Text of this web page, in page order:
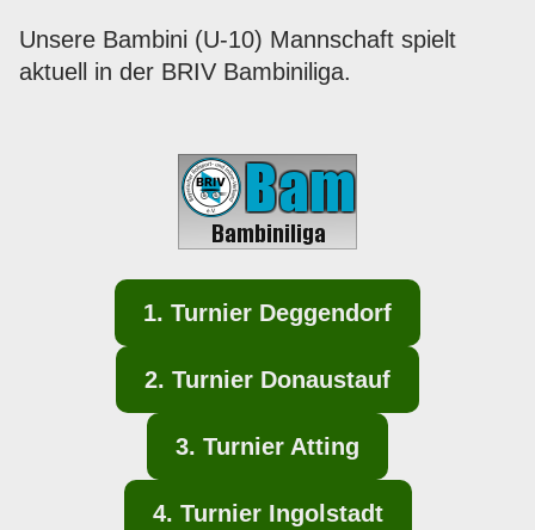
Unsere Bambini (U-10) Mannschaft spielt
aktuell in der BRIV Bambiniliga.
1. Turnier Deggendorf
2. Turnier Donaustauf
3. Turnier Atting
4. Turnier Ingolstadt